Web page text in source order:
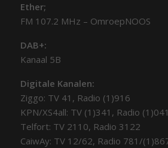
Ether;
FM 107.2 MHz – OmroepNOOS
DAB+:
Kanaal 5B
Digitale Kanalen:
Ziggo: TV 41, Radio (1)916
KPN/XS4all: TV (1)341, Radio (1)041
Telfort: TV 2110, Radio 3122
CaiwAy: TV 12/62, Radio 781/